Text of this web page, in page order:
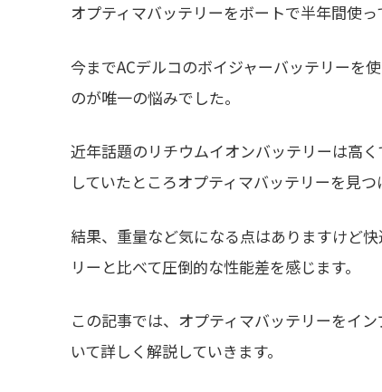
オプティマバッテリーをボートで半年間使っ
今までACデルコのボイジャーバッテリーを
のが唯一の悩みでした。
近年話題のリチウムイオンバッテリーは高
していたところオプティマバッテリーを見つ
結果、重量など気になる点はありますけど
リーと比べて圧倒的な性能差を感じます。
この記事では、オプティマバッテリーをイ
いて詳しく解説していきます。